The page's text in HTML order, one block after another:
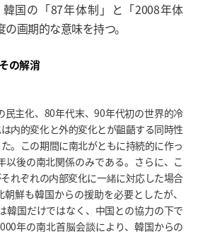
国の「87年体制」と「2008年体
画期的な意味を持つ。
の解消
民主化、80年代末、90年代初の世界的冷
内的変化と外的変化とが齟齬する同時性
。この期間に南北がともに持続的に作っ
以後の南北関係のみである。さらに、こ
れぞれの内部変化に一緒に対応した場合
鮮も韓国からの援助を必要としたが、
韓国だけではなく、中国との協力の下で
年の南北首脳会談により、韓国からの